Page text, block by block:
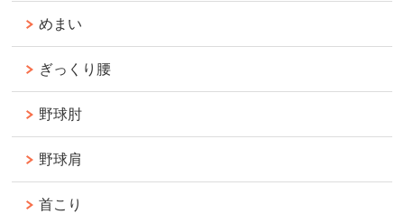
めまい
ぎっくり腰
野球肘
野球肩
首こり